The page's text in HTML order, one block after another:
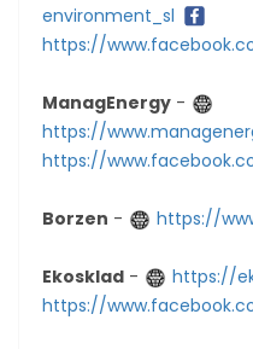
environment_sl
https://
ManagEnergy -
https://
https://
Borzen - https://
Ekosklad -
https://
https://